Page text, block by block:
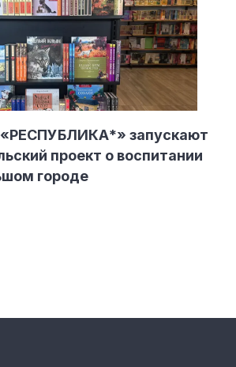
запускают
проект о воспитании
городе